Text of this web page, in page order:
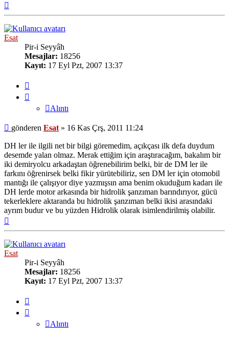
Esat
Pir-i Seyyâh
Mesajlar: 18256
Kayıt: 17 Eyl Pzt, 2007 13:37
Alıntı
Mesaj
gönderen Esat » 16 Kas Çrş, 2011 11:24
DH ler ile ilgili net bir bilgi göremedim, açıkçası ilk defa duydum
desemde yalan olmaz. Merak ettiğim için araştıracağım, bakalım bir
iki demiryolcu arkadaştan öğrenebilirim belki, bir de DM ler ile
farkını öğrenirsek belki fikir yürütebiliriz, sen DM ler için otomobil
mantığı ile çalışıyor diye yazmışsın ama benim okuduğum kadarı ile
DH lerde motor arkasında bir hidrolik şanzıman barındırıyor, gücü
tekerleklere aktaranda bu hidrolik şanzıman belki ikisi arasındaki
ayrım budur ve bu yüzden Hidrolik olarak isimlendirilmiş olabilir.
Esat
Pir-i Seyyâh
Mesajlar: 18256
Kayıt: 17 Eyl Pzt, 2007 13:37
Alıntı